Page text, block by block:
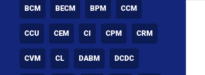
BCM BECM BPM CCM
CCU CEM CI CPM CRM
CVM CL DABM DCDC